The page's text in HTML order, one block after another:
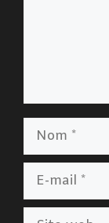
Nom
Site